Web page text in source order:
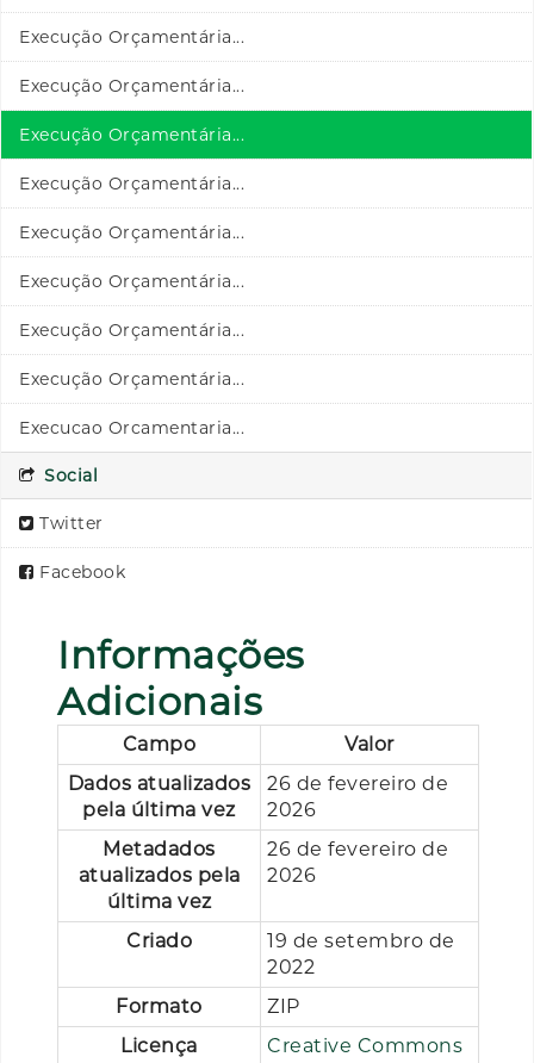
Execução Orçamentária...
Execução Orçamentária...
Execução Orçamentária...
Execução Orçamentária...
Execução Orçamentária...
Execução Orçamentária...
Execução Orçamentária...
Execução Orçamentária...
Execucao Orcamentaria...
Social
Twitter
Facebook
Informações
Adicionais
Campo
Valor
Dados atualizados
pela última vez
26 de fevereiro de
2026
Metadados
atualizados pela
última vez
26 de fevereiro de
2026
Criado
19 de setembro de
2022
Formato
ZIP
Licença
Creative Commons